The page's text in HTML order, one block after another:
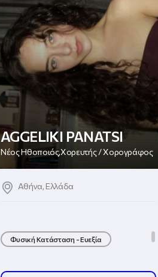
AGGELIKI PANATSI
Νέος Ηθοποιός,Χορευτής / Χορογράφος
Αθήνα, Ελλάδα
Φυσική Κατάσταση - Ευεξία